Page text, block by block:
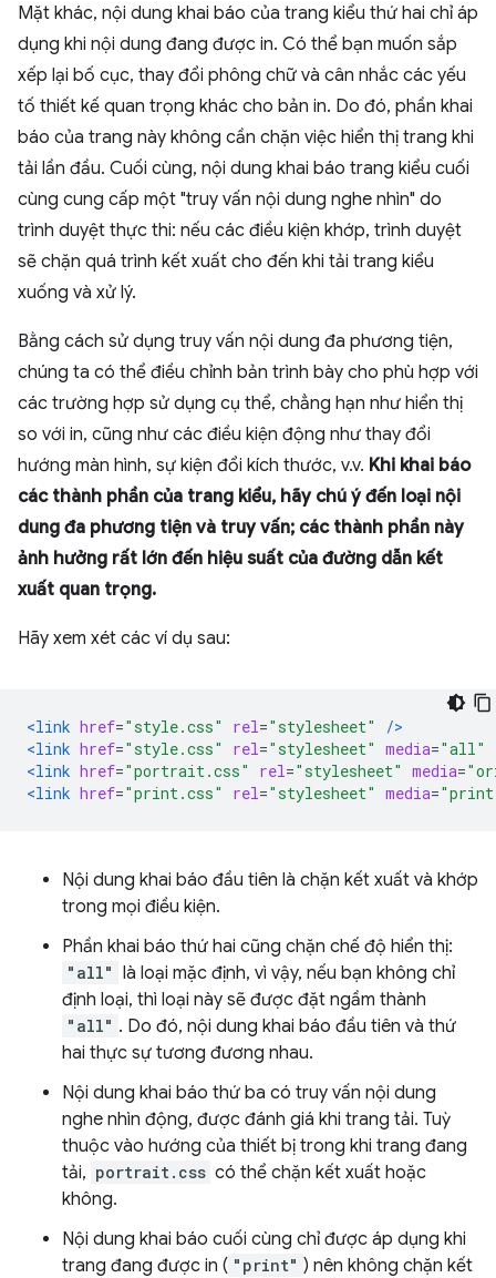
Mặt khác, nội dung khai báo của trang kiểu thứ hai chỉ áp
dụng khi nội dung đang được in. Có thể bạn muốn sắp
xếp lại bố cục, thay đổi phông chữ và cân nhắc các yếu
tố thiết kế quan trọng khác cho bản in. Do đó, phần khai
báo của trang này không cần chặn việc hiển thị trang khi
tải lần đầu. Cuối cùng, nội dung khai báo trang kiểu cuối
cùng cung cấp một "truy vấn nội dung nghe nhìn" do
trình duyệt thực thi: nếu các điều kiện khớp, trình duyệt
sẽ chặn quá trình kết xuất cho đến khi tải trang kiểu
xuống và xử lý.
Bằng cách sử dụng truy vấn nội dung đa phương tiện,
chúng ta có thể điều chỉnh bản trình bày cho phù hợp với
các trường hợp sử dụng cụ thể, chẳng hạn như hiển thị
so với in, cũng như các điều kiện động như thay đổi
hướng màn hình, sự kiện đổi kích thước, v.v. Khi khai báo
các thành phần của trang kiểu, hãy chú ý đến loại nội
dung đa phương tiện và truy vấn; các thành phần này
ảnh hưởng rất lớn đến hiệu suất của đường dẫn kết
xuất quan trọng.
Hãy xem xét các ví dụ sau:
<link href="style.css" rel="stylesheet"
/>
<link href="style.css" rel="stylesheet" media="all"
<link href="portrait.css" rel="stylesheet" media=
<link href="print.css" rel="stylesheet" media=
Nội dung khai báo đầu tiên là chặn kết xuất và khớp
trong mọi điều kiện.
Phần khai báo thứ hai cũng chặn chế độ hiển thị:
"all" là loại mặc định, vì vậy, nếu bạn không chỉ
định loại, thì loại này sẽ được đặt ngầm thành
"all" . Do đó, nội dung khai báo đầu tiên và thứ
hai thực sự tương đương nhau.
Nội dung khai báo thứ ba có truy vấn nội dung
nghe nhìn động, được đánh giá khi trang tải. Tuỳ
thuộc vào hướng của thiết bị trong khi trang đang
tải, portrait.css có thể chặn kết xuất hoặc
không.
Nội dung khai báo cuối cùng chỉ được áp dụng khi
trang đang được in ( "print" ) nên không chặn kết